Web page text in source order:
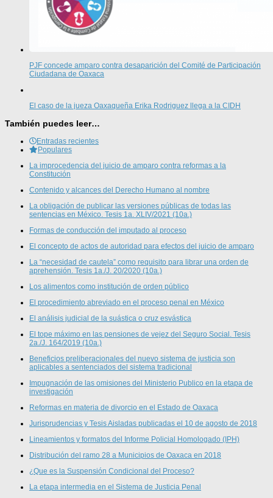
PJF concede amparo contra desaparición del Comité de Participación
Ciudadana de Oaxaca
El caso de la jueza Oaxaqueña Erika Rodriguez llega a la CIDH
También puedes leer…
Entradas recientes
Populares
La improcedencia del juicio de amparo contra reformas a la
Constitución
Contenido y alcances del Derecho Humano al nombre
La obligación de publicar las versiones públicas de todas las
sentencias en México. Tesis 1a. XLIV/2021 (10a.)
Formas de conducción del imputado al proceso
El concepto de actos de autoridad para efectos del juicio de amparo
La “necesidad de cautela” como requisito para librar una orden de
aprehensión. Tesis 1a./J. 20/2020 (10a.)
Los alimentos como institución de orden público
El procedimiento abreviado en el proceso penal en México
El análisis judicial de la suástica o cruz esvástica
El tope máximo en las pensiones de vejez del Seguro Social. Tesis
2a./J. 164/2019 (10a.)
Beneficios preliberacionales del nuevo sistema de justicia son
aplicables a sentenciados del sistema tradicional
Impugnación de las omisiones del Ministerio Publico en la etapa de
investigación
Reformas en materia de divorcio en el Estado de Oaxaca
Jurisprudencias y Tesis Aisladas publicadas el 10 de agosto de 2018
Lineamientos y formatos del Informe Policial Homologado (IPH)
Distribución del ramo 28 a Municipios de Oaxaca en 2018
¿Que es la Suspensión Condicional del Proceso?
La etapa intermedia en el Sistema de Justicia Penal